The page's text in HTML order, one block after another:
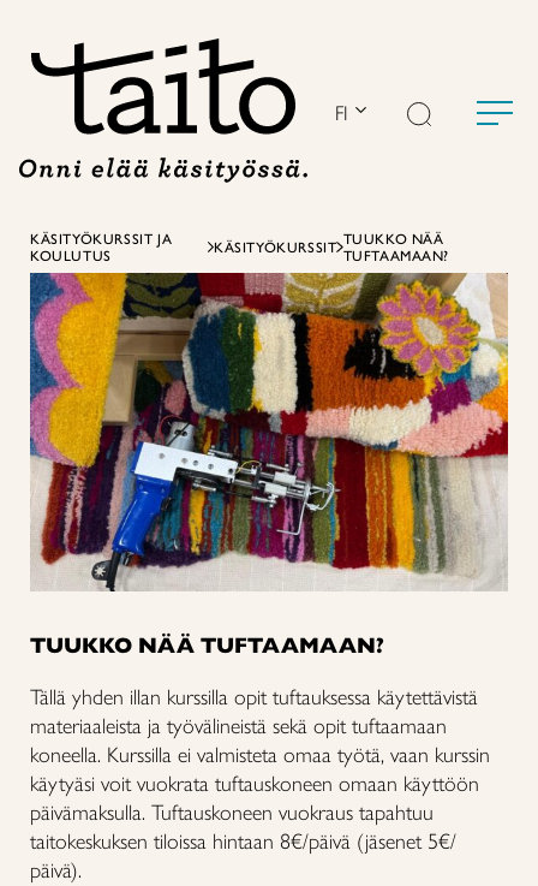
FI
KÄSITYÖKURSSIT JA
KOULUTUS
KÄSITYÖKURSSIT TUUKKO NÄÄ
TUFTAAMAAN?
TUUKKO NÄÄ TUFTAAMAAN?
Tällä yhden illan kurssilla opit tuftauksessa käytettävistä
materiaaleista ja työvälineistä sekä opit tuftaamaan
koneella. Kurssilla ei valmisteta omaa työtä, vaan kurssin
käytyäsi voit vuokrata tuftauskoneen omaan käyttöön
päivämaksulla. Tuftauskoneen vuokraus tapahtuu
taitokeskuksen tiloissa hintaan 8€/päivä (jäsenet 5€/
päivä).